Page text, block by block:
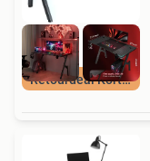
Retourdeal Korting